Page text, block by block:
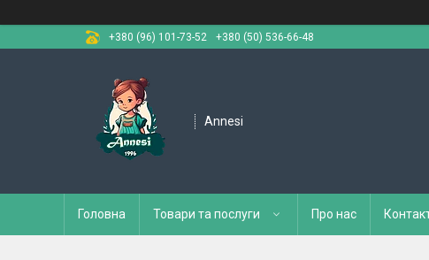
+380 (96) 101-73-52
+380 (50) 536-66-48
Annesi
Головна Товари та послуги Про нас